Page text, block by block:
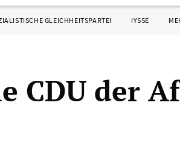
GLEICHHEITSPARTEI IYSSE
CDU der